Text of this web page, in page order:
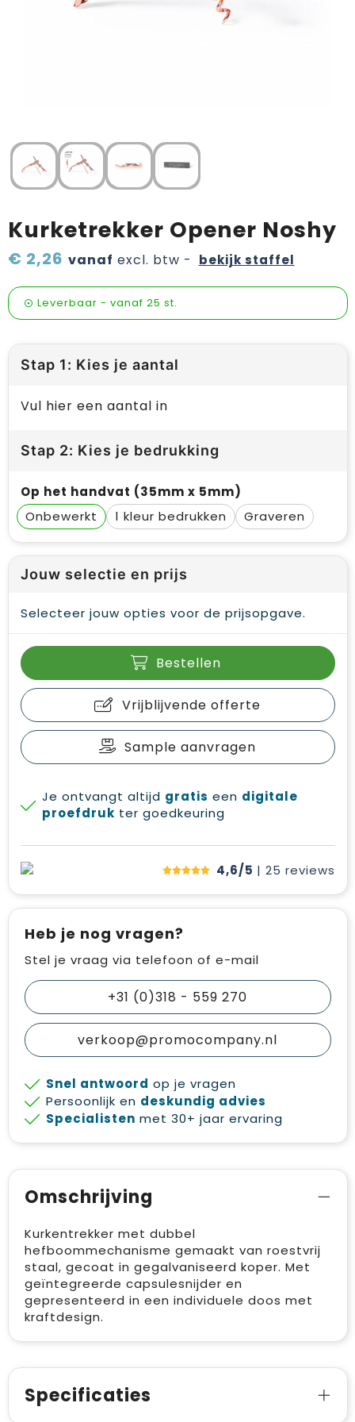
Wijn, bier en proeverij
Zomerpakketten
Kurketrekker Opener Noshy
€ 2,26 vanaf excl. btw - bekijk staffel
Leverbaar - vanaf 25 st.
Stap 1: Kies je aantal
Vul hier een aantal in
Stap 2: Kies je bedrukking
Op het handvat (35mm x 5mm)
Onbewerkt
1 Graveren
Jouw selectie en prijs
Selecteer jouw opties voor de prijsopgave.
Bestellen
Vrijblijvende offerte
Sample aanvragen
Je ontvangt altijd gratis een digitale
proefdruk ter goedkeuring
4,6/5 | 25 reviews
Heb je nog vragen?
Stel je vraag via telefoon of e-mail
+31 (0)318 - 559 270
verkoop@promocompany.nl
Snel antwoord op je vragen
Persoonlijk en deskundig advies
Specialisten met 30+ jaar ervaring
Omschrijving
Kurkentrekker met dubbel
hefboommechanisme gemaakt van roestvrij
staal, gecoat in gegalvaniseerd koper. Met
geïntegreerde capsulesnijder en
gepresenteerd in een individuele doos met
kraftdesign.
Specificaties